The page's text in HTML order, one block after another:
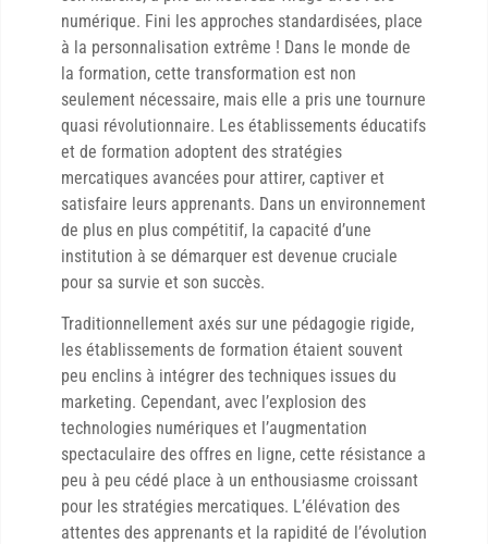
numérique. Fini les approches standardisées, place
à la personnalisation extrême ! Dans le monde de
la formation, cette transformation est non
seulement nécessaire, mais elle a pris une tournure
quasi révolutionnaire. Les établissements éducatifs
et de formation adoptent des stratégies
mercatiques avancées pour attirer, captiver et
satisfaire leurs apprenants. Dans un environnement
de plus en plus compétitif, la capacité d’une
institution à se démarquer est devenue cruciale
pour sa survie et son succès.
Traditionnellement axés sur une pédagogie rigide,
les établissements de formation étaient souvent
peu enclins à intégrer des techniques issues du
marketing. Cependant, avec l’explosion des
technologies numériques et l’augmentation
spectaculaire des offres en ligne, cette résistance a
peu à peu cédé place à un enthousiasme croissant
pour les stratégies mercatiques. L’élévation des
attentes des apprenants et la rapidité de l’évolution